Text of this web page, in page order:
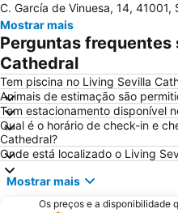
Nervión
Metro Centro
Praça de touros Maestranza
Centro de las Artes de Sevilla
Estación de Santa Justa
Triana Oeste
Estadio Olímpico
Real Alcazar
Firenze
C. García de Vinuesa, 14, 41001,
Mostrar mais
Perguntas frequentes
Cathedral
Tem piscina no Living Sevilla
Animais de estimação são
Tem estacionamento disponível
Qual é o horário de check-in e
Cathedral?
Onde está localizado o Living
Mostrar mais
Os preços e a disponibilidade